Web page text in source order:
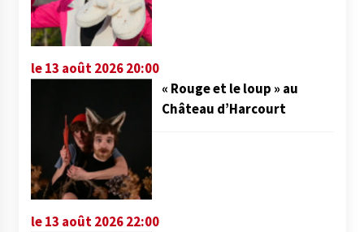
le 13 août 2026 20:00
« Rouge et le loup » au
Château d’Harcourt
le 13 août 2026 22:00